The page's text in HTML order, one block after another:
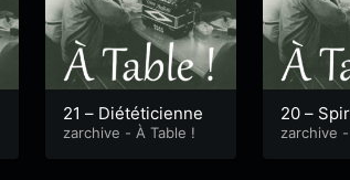
21 – Diététicienne
zarchive - À Table !
20 –
zarchive